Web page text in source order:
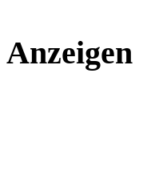
Anzeigen